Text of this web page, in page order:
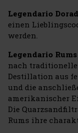
Legendario
einen
werden.
Legendario Rums
nach
Destillation aus
und die
amerikanischer
Die
Rums ihre